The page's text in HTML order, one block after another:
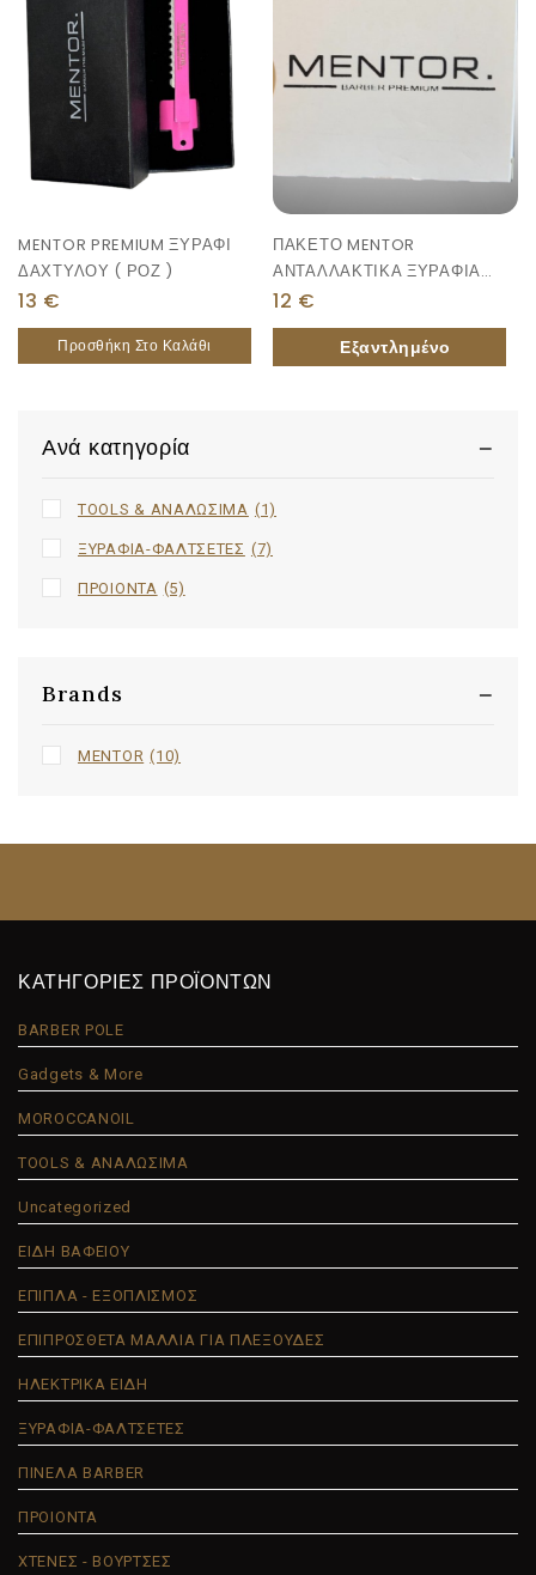
MENTOR PREMIUM ΞΥΡΑΦΙ
ΔΑΧΤΥΛΟΥ ( ΡΟΖ )
13 €
Προσθήκη Στο Καλάθι
ΠΑΚΕΤΟ MENTOR
ΑΝΤΑΛΛΑΚΤΙΚΑ ΞΥΡΑΦΙΑ
10ΤΜΧ
12 €
Ανά κατηγορία
TOOLS & ΑΝΑΛΩΣΙΜΑ (1)
ΞΥΡΑΦΙΑ-ΦΑΛΤΣΕΤΕΣ (7)
ΠΡΟΙΟΝΤΑ (5)
Brands
MENTOR (10)
ΚΑΤΗΓΟΡΙΕΣ ΠΡΟΪΟΝΤΩΝ
BARBER POLE
Gadgets & More
MOROCCANOIL
TOOLS & ΑΝΑΛΩΣΙΜΑ
Uncategorized
ΕΙΔΗ ΒΑΦΕΙΟΥ
ΕΠΙΠΛΑ - ΕΞΟΠΛΙΣΜΟΣ
ΕΠΙΠΡΟΣΘΕΤΑ ΜΑΛΛΙΑ ΓΙΑ ΠΛΕΞΟΥΔΕΣ
ΗΛΕΚΤΡΙΚΑ ΕΙΔΗ
ΞΥΡΑΦΙΑ-ΦΑΛΤΣΕΤΕΣ
ΠΙΝΕΛΑ BARBER
ΠΡΟΙΟΝΤΑ
ΧΤΕΝΕΣ - ΒΟΥΡΤΣΕΣ